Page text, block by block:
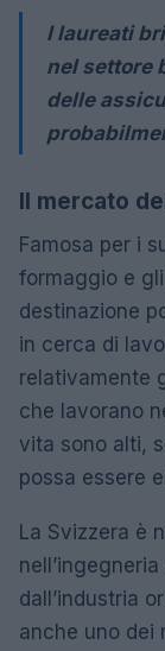
I laureati
nel settore
delle
Il mercato
Famosa per i
formaggio e
destinazione
in cerca di
relativamente
che lavorano
vita sono alti,
possa essere
La Svizzera è
dall’industria
anche uno dei